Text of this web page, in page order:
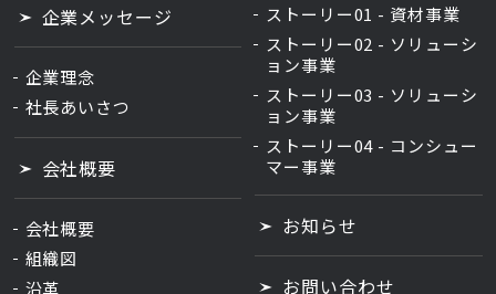
企業メッセージ
企業理念
社長あいさつ
会社概要
会社概要
組織図
沿革
ストーリー01 - 資材事業
ストーリー02 - ソリューシ
ョン事業
ストーリー03 - ソリューシ
ョン事業
ストーリー04 - コンシュー
マー事業
お知らせ
お問い合わせ